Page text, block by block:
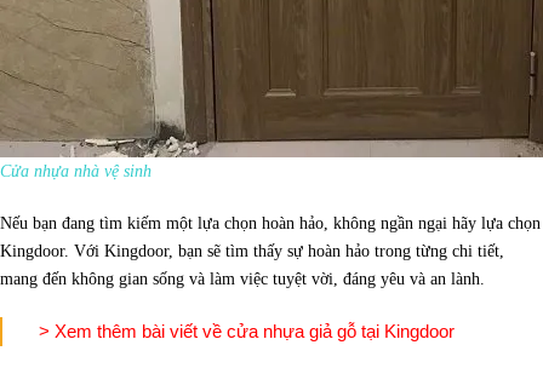
Cửa nhựa nhà vệ sinh
Nếu bạn đang tìm kiếm một lựa chọn hoàn hảo, không ngần ngại hãy lựa chọn
Kingdoor. Với Kingdoor, bạn sẽ tìm thấy sự hoàn hảo trong từng chi tiết,
mang đến không gian sống và làm việc tuyệt vời, đáng yêu và an lành.
> Xem thêm bài viết về cửa nhựa giả gỗ tại Kingdoor